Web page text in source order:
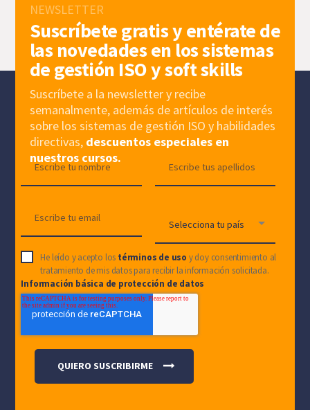
NEWSLETTER
Suscríbete gratis y entérate de
las novedades en los sistemas
de gestión ISO y soft skills
Suscríbete a la newsletter y recibe
semanalmente, además de artículos de interés
sobre los sistemas de gestión ISO y habilidades
directivas, descuentos especiales en
nuestros cursos.
He leído y acepto los términos de uso y doy consentimiento al
tratamiento de mis datos para recibir la información solicitada.
Información básica de protección de datos